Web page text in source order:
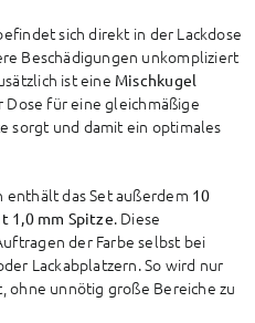
sich direkt in der Lackdose
Beschädigungen unkompliziert
ist eine Mischkugel
für eine gleichmäßige
sorgt und damit ein optimales
enthält das Set außerdem 10
1,0 mm Spitze. Diese
der Farbe selbst bei
Lackabplatzern. So wird nur
ohne unnötig große Bereiche zu